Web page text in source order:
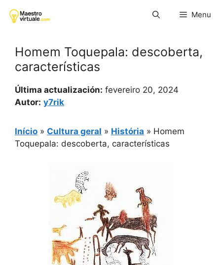
para
Menu
Homem Toquepala: descoberta,
características
Última actualización: fevereiro 20, 2024
Autor: y7rik
Início » Cultura geral » História » Homem
Toquepala: descoberta, características